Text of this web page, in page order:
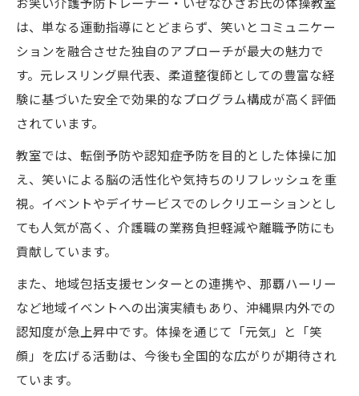
は、単なる運動指導にとどまらず、笑いとコミュニケー
ションを融合させた独自のアプローチが最大の魅力で
す。元レスリング県代表、柔道整復師としての豊富な経
験に基づいた安全で効果的なプログラム構成が高く評価
されています。
教室では、転倒予防や認知症予防を目的とした体操に加
え、笑いによる脳の活性化や気持ちのリフレッシュを重
視。イベントやデイサービスでのレクリエーションとし
ても人気が高く、介護職の業務負担軽減や離職予防にも
貢献しています。
また、地域包括支援センターとの連携や、那覇ハーリー
など地域イベントへの出演実績もあり、沖縄県内外での
認知度が急上昇中です。体操を通じて「元気」と「笑
顔」を広げる活動は、今後も全国的な広がりが期待され
ています。